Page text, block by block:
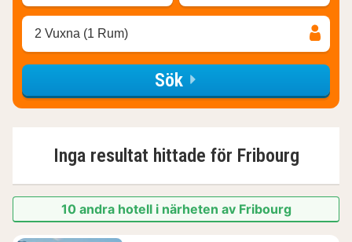
2 Vuxna (1 Rum)
Sök
Inga resultat hittade för Fribourg
10 andra hotell i närheten av Fribourg